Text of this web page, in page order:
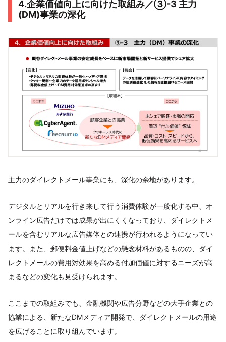
4.企業価値向上に向けた取組み／③-3 主力
(DM)事業の深化
主力のダイレクトメール事業にも、深化の余地があります。
デジタルとリアルを行き来して行う消費体験が一般化する中、オ
ンライン広告だけでは成果が出にくくなっており、ダイレクトメ
ールを含むリアルな広告媒体との連携が行われるようになってい
ます。また、郵便料金値上げなどの懸念材料があるものの、ダイ
レクトメールの費用対効果を高める付加価値に対するニーズが高
まるなどの変化も見受けられます。
ここまでの取組みでも、金融機関や広告分野などの大手企業との
協業による、新たなDMメディア開発で、ダイレクトメールの用途
を広げることに取り組んでいます。